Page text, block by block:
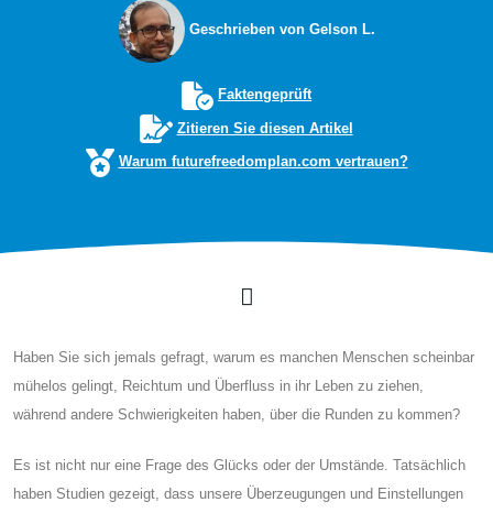
Geschrieben von Gelson L.
Faktengeprüft
Zitieren Sie diesen Artikel
Warum futurefreedomplan.com vertrauen?
Haben Sie sich jemals gefragt, warum es manchen Menschen scheinbar
mühelos gelingt, Reichtum und Überfluss in ihr Leben zu ziehen,
während andere Schwierigkeiten haben, über die Runden zu kommen?
Es ist nicht nur eine Frage des Glücks oder der Umstände. Tatsächlich
haben Studien gezeigt, dass unsere Überzeugungen und Einstellungen